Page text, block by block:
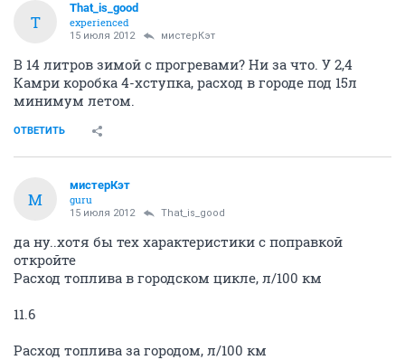
T
That_is_good
experienced
15 июля 2012 мистерКэт
В 14 литров зимой с прогревами? Ни за что. У 2,4
Камри коробка 4-хступка, расход в городе под 15л
минимум летом.
ОТВЕТИТЬ
М
мистерКэт
guru
15 июля 2012 That_is_good
да ну..хотя бы тех характеристики с поправкой
откройте
Расход топлива в городском цикле, л/100 км
11.6
Расход топлива за городом, л/100 км